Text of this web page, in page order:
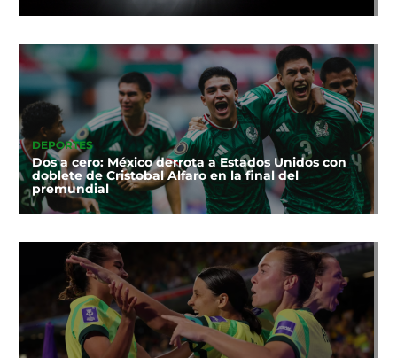
DEPORTES
Dos a cero: México derrota a Estados Unidos con
doblete de Cristobal Alfaro en la final del
premundial